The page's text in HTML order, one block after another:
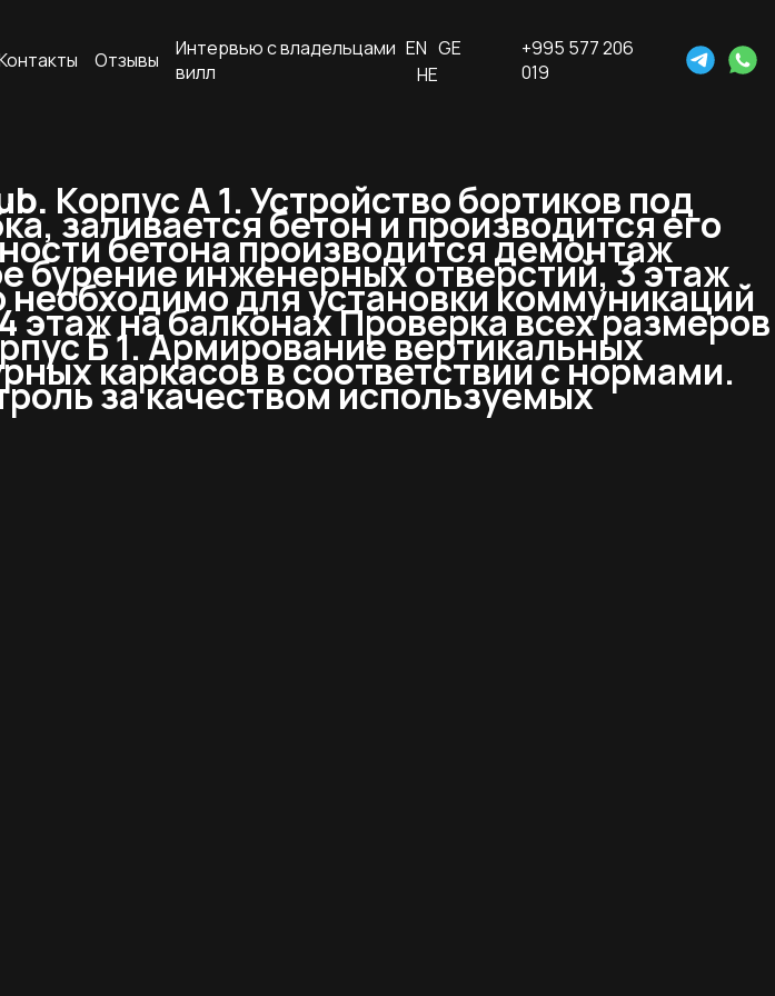
Отзывы
Интервью с владельцами
вилл
EN GE
HE
+995 577 206
019
Корпус А 1. Устройство бортиков под
заливается бетон и производится его
бетона производится демонтаж
бурение инженерных отверстий, 3 этаж
для установки коммуникаций
на балконах Проверка всех размеров
Б 1. Армирование вертикальных
каркасов в соответствии с нормами.
за качеством используемых